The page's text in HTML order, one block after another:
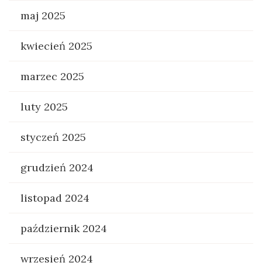
maj 2025
kwiecień 2025
marzec 2025
luty 2025
styczeń 2025
grudzień 2024
listopad 2024
październik 2024
wrzesień 2024